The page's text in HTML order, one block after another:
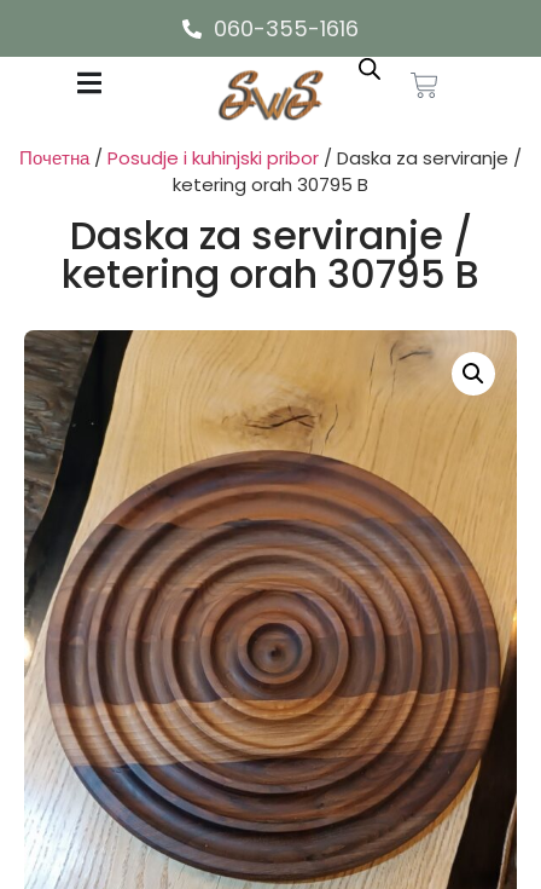
060-355-1616
Почетна/Posudje i kuhinjski pribor / Daska za serviranje /
ketering orah 30795 B
Daska za serviranje /
ketering orah 30795 B